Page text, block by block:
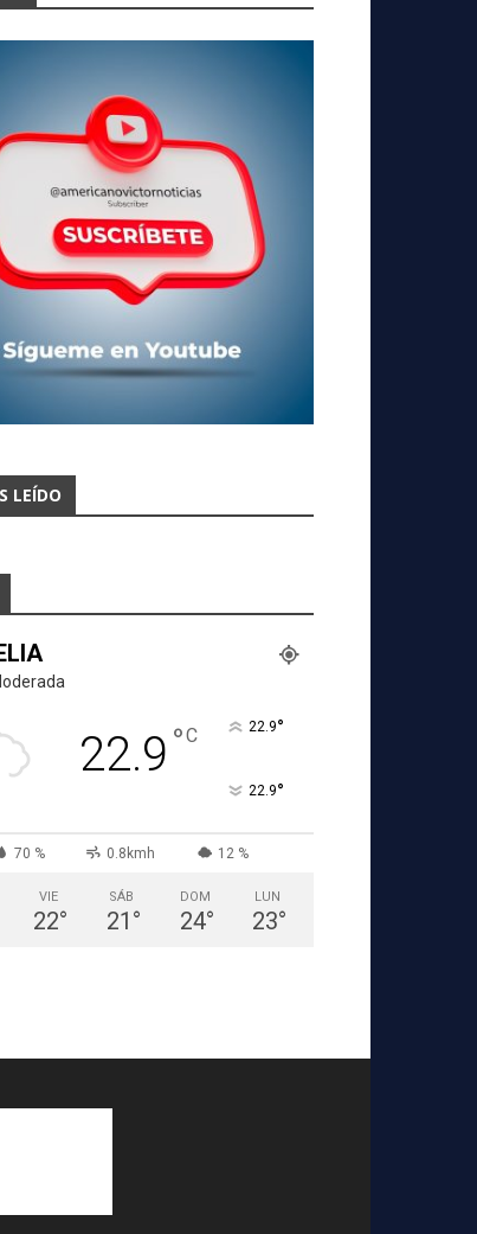
LEÍDO
22.9 °C 22.9°
22.9°
70 % 0.8kmh 12 %
VIE
22°
SÁB
21 °
DOM
24°
LUN
23°